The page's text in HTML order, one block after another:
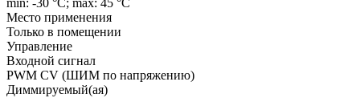
Место применения
Только в помещении
Управление
Входной сигнал
PWM СV (ШИМ по напряжению)
Диммируемый(ая)